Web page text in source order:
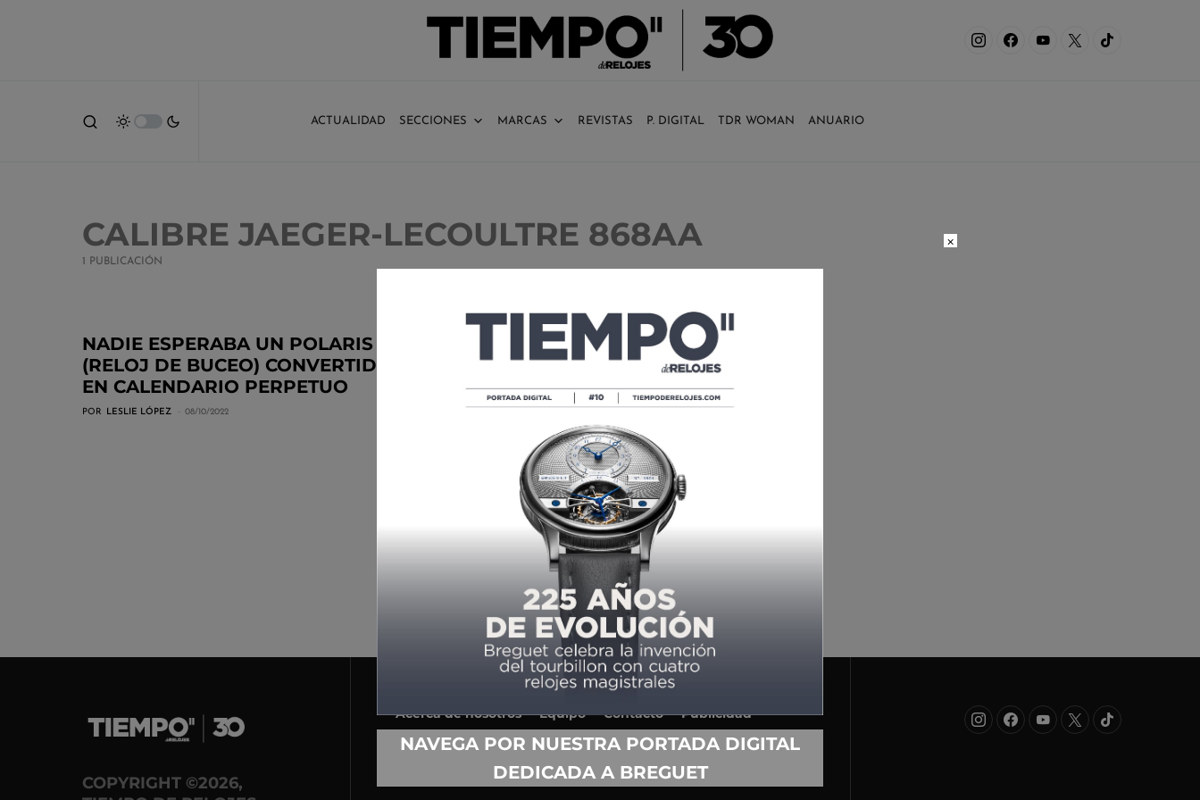
ACTUALIDAD SECCIONES MARCAS REVISTAS P. DIGITAL TDR WOMAN ANUARIO
CALIBRE JAEGER-LECOULTRE 868AA
1 PUBLICACIÓN
NADIE ESPERABA UN POLARIS
(RELOJ DE BUCEO) CONVERTIDO
EN CALENDARIO PERPETUO
POR LESLIE LÓPEZ 08/10/2022
COPYRIGHT ©2026,
Acerca de nosotros Equipo Contacto
Publicidad
Anuario
Términos y condiciones de uso
×
NAVEGA POR NUESTRA PORTADA DIGITAL
DEDICADA A BREGUET